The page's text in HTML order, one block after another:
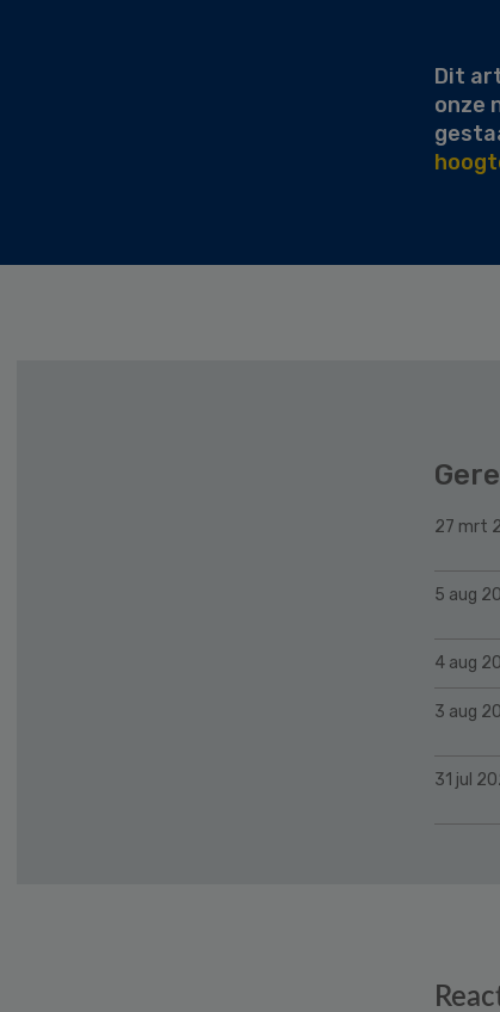
Dit
onze
27 mrt
5 aug
4 aug
3 aug
31 jul